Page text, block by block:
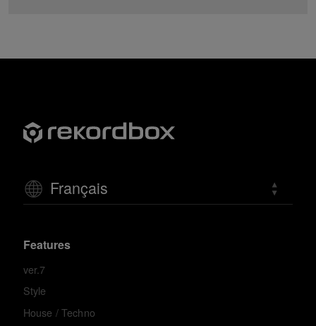
Français
Features
ver.7
Style
House / Techno